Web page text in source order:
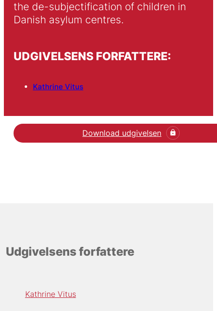
the de-subjectification of children in
Danish asylum centres.
UDGIVELSENS FORFATTERE:
Kathrine Vitus
Download udgivelsen
Udgivelsens forfattere
Kathrine Vitus